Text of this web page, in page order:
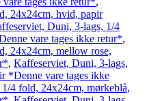
24x24cm, hvid, papir
Duni, 3-lags, 1/4
vare tages ikke retur*,
24x24cm, mellow rose,
, Kaffeserviet, Duni, 3-lags,
*Denne vare tages ikke
4 fold, 24x24cm, mørkeblå,